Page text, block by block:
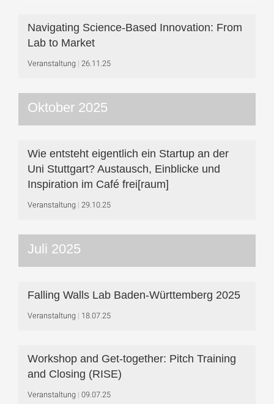
Navigating Science-Based Innovation: From
Lab to Market
Veranstaltung 26.11.25
Oktober 2025
Wie entsteht eigentlich ein Startup an der
Uni Stuttgart? Austausch, Einblicke und
Inspiration im Café frei[raum]
Veranstaltung 29.10.25
Juli 2025
Falling Walls Lab Baden-Württemberg 2025
Veranstaltung 18.07.25
Workshop and Get-together: Pitch Training
and Closing (RISE)
Veranstaltung 09.07.25